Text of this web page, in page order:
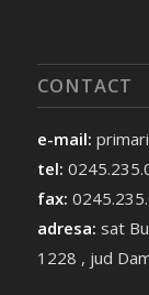
CONTACT
e-mail:
tel:
fax:
adresa: sat
1228 , jud